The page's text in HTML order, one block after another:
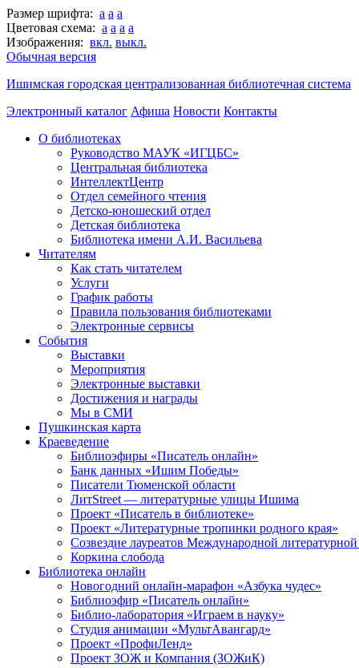
Размер шрифта: a a a
Цветовая схема: a a a a
Изображения: вкл. выкл.
Обычная версия
Ишимская городская централизованная библиотечная система
Электронный каталог Афиша Новости Контакты
О библиотеках
Руководство МАУК «ИГЦБС»
Центральная библиотека
ИнтеллектЦентр
Отдел семейного чтения
Детско-юношеский отдел
Детская библиотека
Библиотека имени А.И. Васильева
Читателям
Как стать читателем
Услуги
График работы
Правила пользования библиотеками
Электронные сервисы
События
Выставки
Мероприятия
Электронные выставки
Достижения и награды
Мы в СМИ
Пушкинская карта
Краеведение
Библиоэфиры «Писатель онлайн»
Банк данных «Ишим Победы»
Писатели Тюменской области
ЛитStreet — литературные улицы Ишима
Проект «Писатель в библиотеке»
Проект «Литературные тропинки родного края»
Созвездие лауреатов Международной
Коркина слобода
Библиотека онлайн
Новогодний онлайн-марафон «Азбука чудес»
Библиоэфир «Писатель онлайн»
Библио-лаборатория «Играем в науку»
Студия анимации «МультАвангард»
Проект «ПрофиЛенд»
Проект ЗОЖ и Компания (ЗОЖиК)